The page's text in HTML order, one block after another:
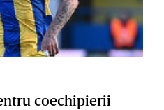
coechipierii